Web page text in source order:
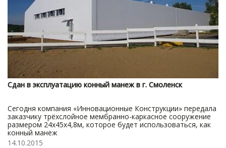
Сдан в эксплуатацию конный манеж в г. Смоленск
Сегодня компания «Инновационные Конструкции» передала
заказчику трёхслойное мембранно-каркасное сооружение
размером 24x45x4,8м, которое будет использоваться, как
конный манеж
14.10.2015